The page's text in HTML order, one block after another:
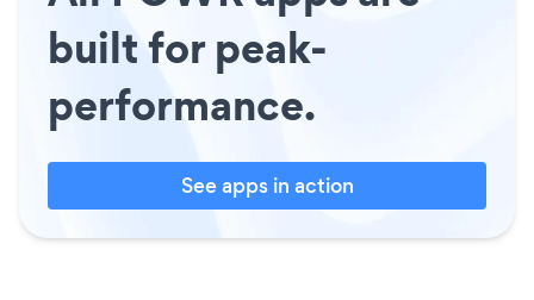
built for peak-
performance.
See apps in action